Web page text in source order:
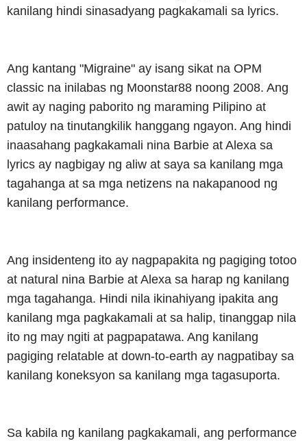
kanilang hindi sinasadyang pagkakamali sa lyrics.
Ang kantang "Migraine" ay isang sikat na OPM
classic na inilabas ng Moonstar88 noong 2008. Ang
awit ay naging paborito ng maraming Pilipino at
patuloy na tinutangkilik hanggang ngayon. Ang hindi
inaasahang pagkakamali nina Barbie at Alexa sa
lyrics ay nagbigay ng aliw at saya sa kanilang mga
tagahanga at sa mga netizens na nakapanood ng
kanilang performance.
Ang insidenteng ito ay nagpapakita ng pagiging totoo
at natural nina Barbie at Alexa sa harap ng kanilang
mga tagahanga. Hindi nila ikinahiyang ipakita ang
kanilang mga pagkakamali at sa halip, tinanggap nila
ito ng may ngiti at pagpapatawa. Ang kanilang
pagiging relatable at down-to-earth ay nagpatibay sa
kanilang koneksyon sa kanilang mga tagasuporta.
Sa kabila ng kanilang pagkakamali, ang performance